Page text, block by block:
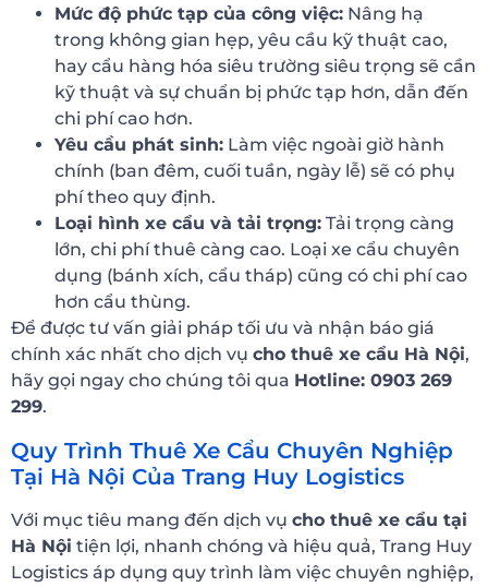
Mức độ phức tạp của công việc: Nâng hạ
trong không gian hẹp, yêu cầu kỹ thuật cao,
hay cẩu hàng hóa siêu trường siêu trọng sẽ cần
kỹ thuật và sự chuẩn bị phức tạp hơn, dẫn đến
chi phí cao hơn.
Yêu cầu phát sinh: Làm việc ngoài giờ hành
chính (ban đêm, cuối tuần, ngày lễ) sẽ có phụ
phí theo quy định.
Loại hình xe cẩu và tải trọng: Tải trọng càng
lớn, chi phí thuê càng cao. Loại xe cẩu chuyên
dụng (bánh xích, cẩu tháp) cũng có chi phí cao
hơn cẩu thùng.
Để được tư vấn giải pháp tối ưu và nhận báo giá
chính xác nhất cho dịch vụ cho thuê xe cẩu Hà Nội,
hãy gọi ngay cho chúng tôi qua Hotline: 0903 269
299.
Quy Trình Thuê Xe Cẩu Chuyên Nghiệp
Tại Hà Nội Của Trang Huy Logistics
Với mục tiêu mang đến dịch vụ cho thuê xe cẩu tại
Hà Nội tiện lợi, nhanh chóng và hiệu quả, Trang Huy
Logistics áp dụng quy trình làm việc chuyên nghiệp,